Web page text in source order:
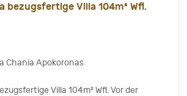
bezugsfertige Villa 104m² Wfl.
Chania Apokoronas
Villa 104m² Wfl. Vor der